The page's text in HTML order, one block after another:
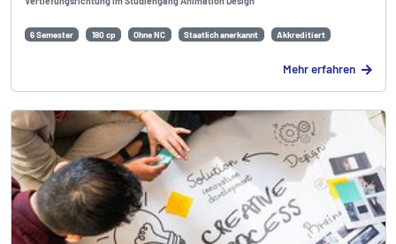
6 Semester 180 cp Ohne NC Staatlich anerkannt Akkreditiert
Mehr erfahren